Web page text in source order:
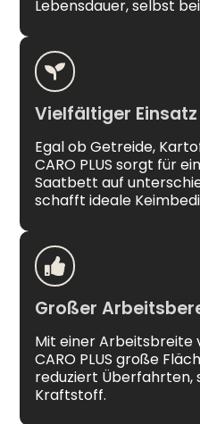
Lebensdauer, selbst
Vielfältiger Einsatz
Egal ob Getreide,
CARO PLUS sorgt für
Saatbett auf
schafft ideale
Großer
Mit einer Arbeitsbreite
CARO PLUS große
reduziert Überfahrten,
Kraftstoff.